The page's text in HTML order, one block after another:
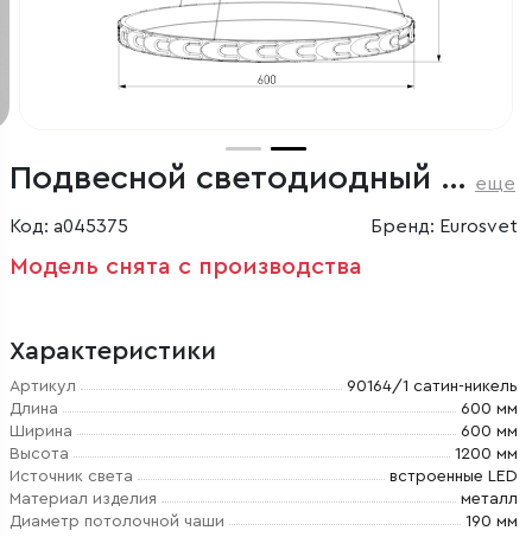
Подвесной светодиодный светильник с пультом управления еще
Код: a045375 Бренд: Eurosvet
Модель снята с производства
Характеристики
Артикул
90164/1 сатин-никель
Длина
600 мм
Ширина
600 мм
Высота
1200 мм
Источник света
встроенные LED
Материал изделия
металл
Диаметр потолочной чаши
190 мм